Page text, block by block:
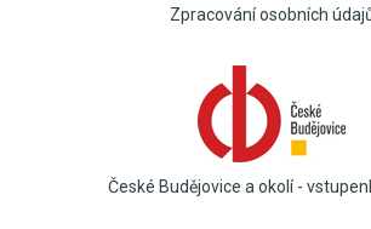
Zpracování osobních
České Budějovice a okolí -